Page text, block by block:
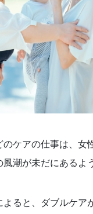
ケアの仕事は、女
潮が未だにあるよ
よると、ダブルケア